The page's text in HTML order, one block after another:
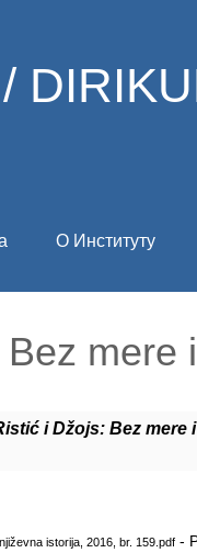
О Институту
mere
i Džojs: Bez mere
istorija, 2016, br. 159.pdf -